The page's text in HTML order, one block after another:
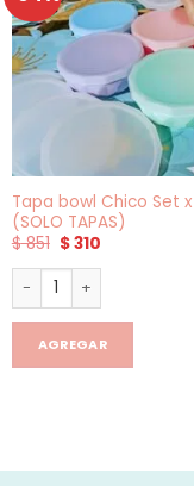
Tapa bowl Chico Set
(SOLO TAPAS)
$851 El
precio
original
era:
$ 851.
$310El
actual
$ 310.
Tapa bowl Chico Set
AGREGAR